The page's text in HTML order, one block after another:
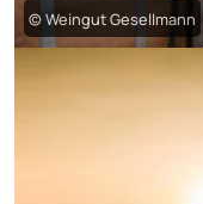
© Weingut Gesellmann